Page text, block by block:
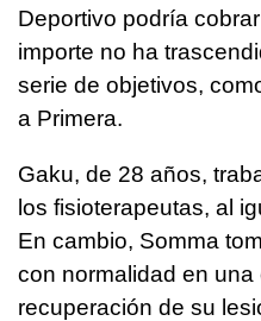
Deportivo podría
importe no ha
serie de objetivos,
a Primera.
Gaku, de 28 años,
los fisioterapeutas, al
En cambio, Somma
con normalidad en
recuperación de su